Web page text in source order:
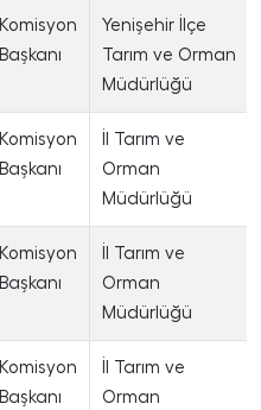
Komisyon
Başkanı
Yenişehir İlçe
Tarım ve Orman
Müdürlüğü
Komisyon
Başkanı
İl Tarım ve
Orman
Müdürlüğü
Komisyon
Başkanı
İl Tarım ve
Orman
Müdürlüğü
Komisyon
Başkanı
İl Tarım ve
Orman